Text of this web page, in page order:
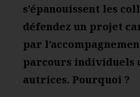
s’épanouissent les
défendez un projet
par
parcours individuels
autrices. Pourquoi ?